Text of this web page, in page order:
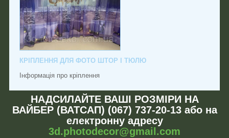
КРІПЛЕННЯ ДЛЯ ФОТО ШТОР І ТЮЛЮ
Інформація про кріплення
НАДСИЛАЙТЕ ВАШІ РОЗМІРИ НА
ВАЙБЕР (ВАТСАП) (067) 737-20-13 або на
електронну адресу
3d.photodecor@gmail.com